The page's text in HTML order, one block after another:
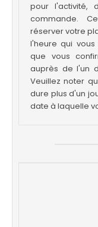
pour l'activité,
commande.
réserver votre
l'heure qui
que vous
auprès de l'un
Veuillez noter
dure plus d'un
date à laquelle